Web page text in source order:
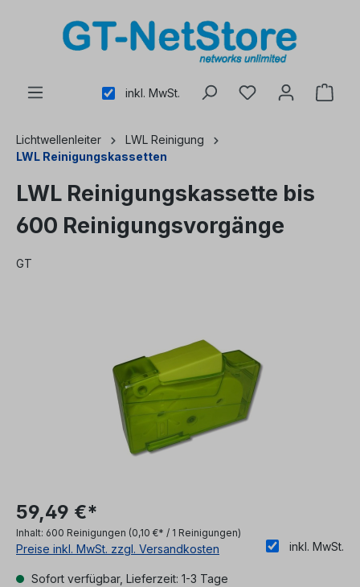
inkl. MwSt.
Lichtwellenleiter
LWL Reinigung
LWL Reinigungskassetten
LWL Reinigungskassette bis
600 Reinigungsvorgänge
GT
59,49 €*
Inhalt: 600 Reinigungen (0,10 €* / 1 Reinigungen)
inkl. MwSt.
Preise inkl. MwSt. zzgl. Versandkosten
Sofort verfügbar, Lieferzeit: 1-3 Tage